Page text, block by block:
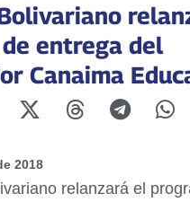
entrega del
Canaima
2018
relanzará el